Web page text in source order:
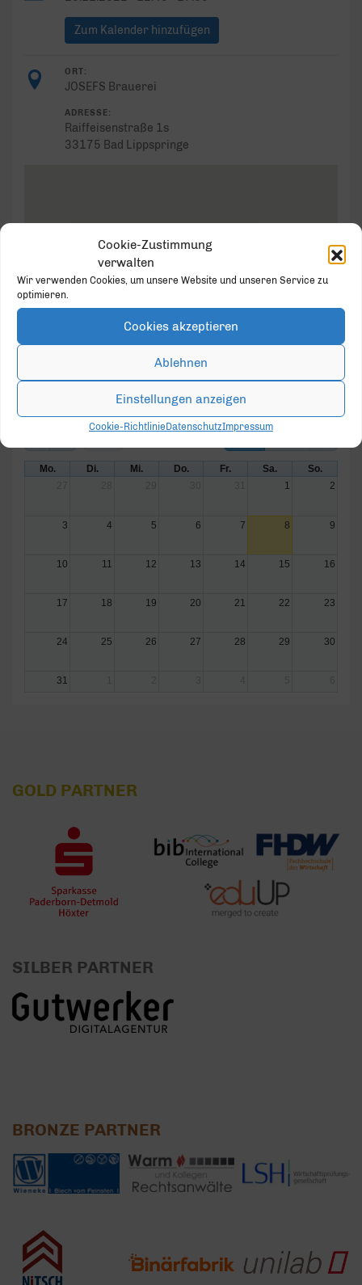
Cookie-Zustimmung
verwalten
Wir verwenden Cookies, um unsere Website und unseren Service zu
optimieren.
Cookies akzeptieren
Ablehnen
Einstellungen anzeigen
Cookie-Richtlinie DatenschutzImpressum
Zum Kalender hinzufügen
ORT:
JOSEFS Brauerei
ADRESSE:
Raiffeisenstraße 1s
33175 Bad Lippspringe
JOSEFS Brauerei
Raiffeisenstraße 1s - Bad Lippspringe
Veranstaltungen
Mo. Di. Mi. Do. Fr. Sa.
So.
1 2
3 4 5 6 7 8 9
10 11 12 13 14 15 16
17 18 19 20 21 22 23
24 25 26 27 28 29 30
31
GOLD PARTNER
SILBER PARTNER
BRONZE PARTNER